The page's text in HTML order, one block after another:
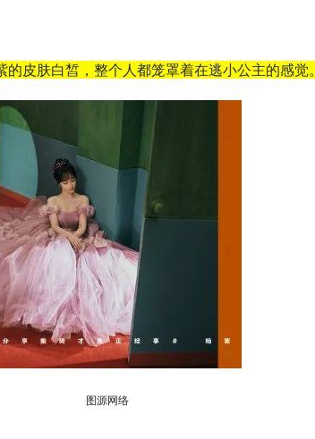
皮肤白皙，整个人都笼罩着在逃小公主的感觉。
图源网络